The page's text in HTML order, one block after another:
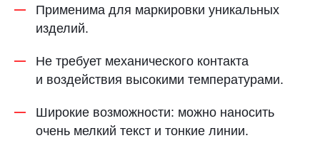
Применима для маркировки уникальных
изделий.
Не требует механического контакта
и воздействия высокими температурами.
Широкие возможности: можно наносить
очень мелкий текст и тонкие линии.